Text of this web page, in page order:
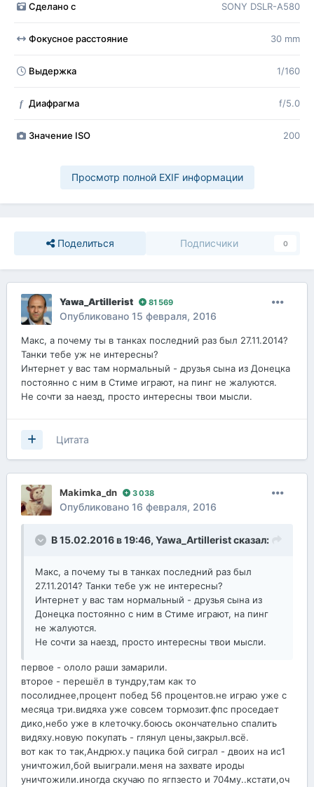
Сделано с SONY DSLR-A580
Фокусное расстояние 30 mm
Выдержка 1/160
f Диафрагма f/5.0
Значение ISO 200
Просмотр полной EXIF информации
Поделиться Подписчики 0
Yawa_Artillerist 81 569
Опубликовано 15 февраля, 2016
Макс, а почему ты в танках последний раз был 27.11.2014?
Танки тебе уж не интересны?
Интернет у вас там нормальный - друзья сына из Донецка
постоянно с ним в Стиме играют, на пинг не жалуются.
Не сочти за наезд, просто интересны твои мысли.
Цитата
Makimka_dn 3 038
Опубликовано 16 февраля, 2016
В 15.02.2016 в 19:46, Yawa_Artilleristсказал:
Макс, а почему ты в танках последний раз был
27.11.2014? Танки тебе уж не интересны?
Интернет у вас там нормальный - друзья сына из
Донецка постоянно с ним в Стиме играют, на пинг
не жалуются.
Не сочти за наезд, просто интересны твои мысли.
первое - ололо раши замарили.
второе - перешёл в тундру,там как то
посолиднее,процент побед 56 процентов.не играю уже с
месяца три.видяха уже совсем тормозит.фпс проседает
дико,небо уже в клеточку.боюсь окончательно спалить
видяху.новую покупать - глянул цены,закрыл.всё.
вот как то так,Андрюх.у пацика бой сиграл - двоих на ис1
уничтожил,бой выиграли.меня на захвате ироды
уничтожили.иногда скучаю по ягпзесто и 704му..кстати,оч